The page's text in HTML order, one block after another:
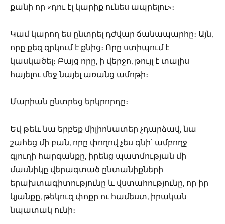
քանի որ «դու էլ կարիք ունես ապրելու»։
Կամ կարող ես ընտրել դժվար ճանապարհը։ Այն,
որը քեզ զրկում է քնից։ Որը ստիպում է
կասկածել։ Բայց որը, ի վերջո, թույլ է տալիս
հայելու մեջ նայել առանց ամոթի։
Մարիան ընտրեց երկրորդը։
Եվ թեև նա երբեք միլիոնատեր չդարձավ, նա
շահեց մի բան, որը փողով չես գնի՝ ամբողջ
գյուղի հարգանքը, իրենց պատմության մի
մասնիկը վերագտած ընտանիքների
երախտագիտությունը և վստահությունը, որ իր
կյանքը, թեկուզ փոքր ու համեստ, իրական
նպատակ ունի։